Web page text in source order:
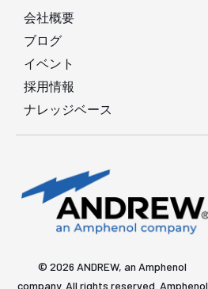
会社概要
ブログ
イベント
採用情報
ナレッジベース
© 2026 ANDREW, an Amphenol
company. All rights reserved. Amphenol